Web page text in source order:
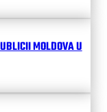
MOLDOVA U